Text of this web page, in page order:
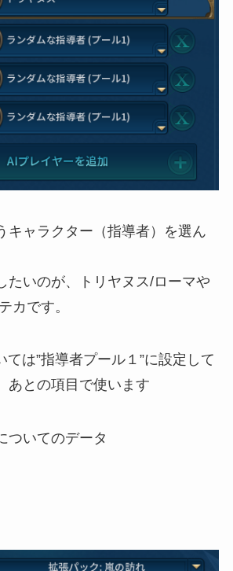
キャラクター（指導者）を選ん
たいのが、トリヤヌス/ローマや
カです。
ては”指導者プール１”に設定して
あとの項目で使います
いてのデータ